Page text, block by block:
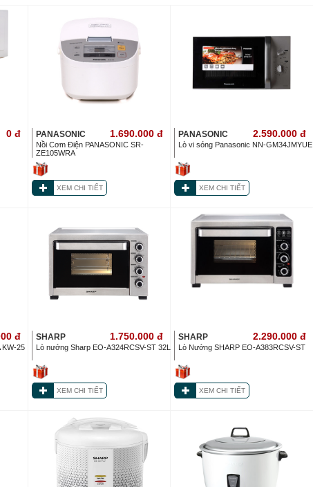
0 đ PANASONIC 1.690.000 đ
Nồi Cơm Điện PANASONIC SR-
ZE105WRA
XEM CHI TIẾT
PANASONIC 2.590.000 đ
Lò vi sóng Panasonic NN-GM34JMYUE
XEM CHI TIẾT
đ
KW-25
SHARP 1.750.000 đ
Lò nướng Sharp EO-A324RCSV-ST 32L
XEM CHI TIẾT
SHARP 2.290.000 đ
Lò Nướng SHARP EO-A383RCSV-ST
XEM CHI TIẾT